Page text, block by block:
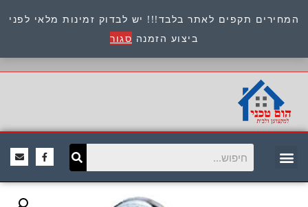
המחירים תקפים לאתר בלבד!!! יש לבדוק זמינות מלאי לפני
ביצוע הזמנה סגור
כתובת : היוזמים 9 אור יהודה שירות לקוחות 054-
8945722